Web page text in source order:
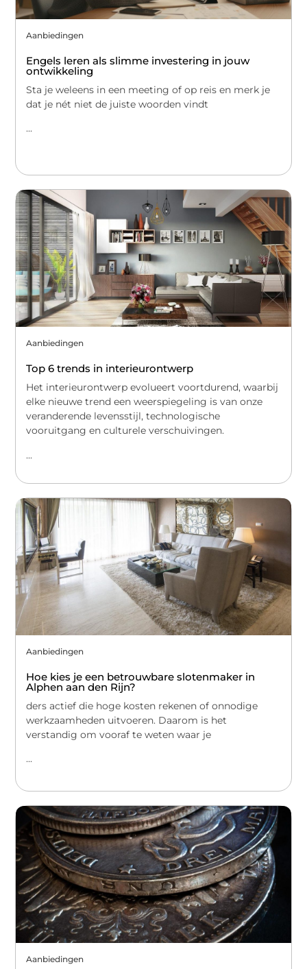
Aanbiedingen
Engels leren als slimme investering in jouw
ontwikkeling
Sta je weleens in een meeting of op reis en merk je
dat je nét niet de juiste woorden vindt
...
Aanbiedingen
Top 6 trends in interieurontwerp
Het interieurontwerp evolueert voortdurend, waarbij
elke nieuwe trend een weerspiegeling is van onze
veranderende levensstijl, technologische
vooruitgang en culturele verschuivingen.
...
Aanbiedingen
Hoe kies je een betrouwbare slotenmaker in
Alphen aan den Rijn?
ders actief die hoge kosten rekenen of onnodige
werkzaamheden uitvoeren. Daarom is het
verstandig om vooraf te weten waar je
...
Aanbiedingen